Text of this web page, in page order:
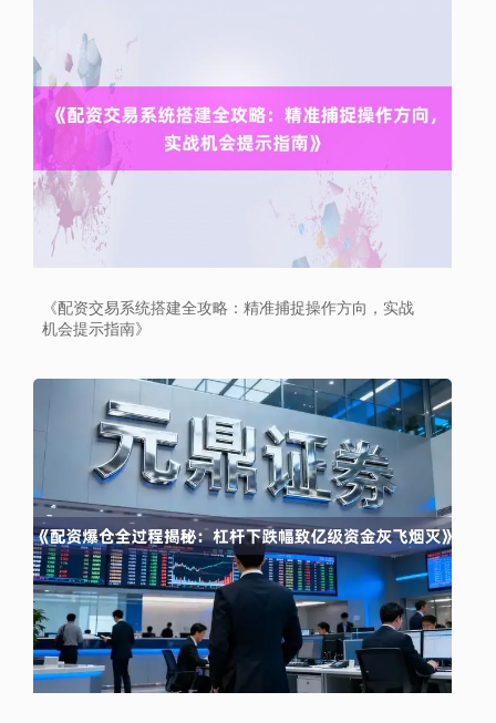
《配资交易系统搭建全攻略：精准捕捉操作方向，实战
机会提示指南》
上证综指 3900.35 +21.92 +0.57%
沪深300 4651.31 -6.85 -0.15%